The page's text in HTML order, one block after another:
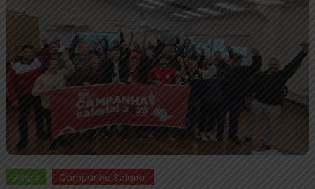
Artigo Campanha Salarial